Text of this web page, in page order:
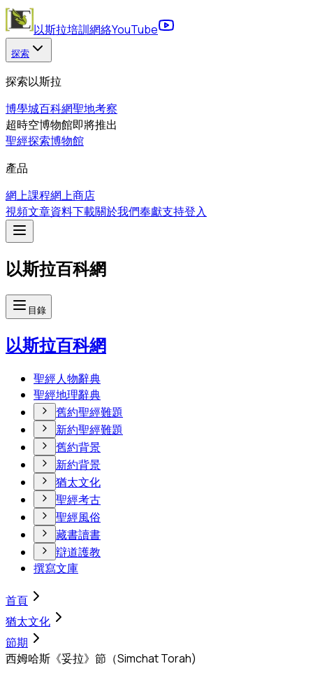
以斯拉培訓網絡YouTube
探索
探索以斯拉
博學城百科網聖地考察
超時空博物館即將推出
聖經探索博物館
產品
網上課程網上商店
視頻文章資料下載關於我們奉獻支持登入
以斯拉百科網
目錄
以斯拉百科網
聖經人物辭典
聖經地理辭典
舊約聖經難題
新約聖經難題
舊約背景
新約背景
猶太文化
聖經考古
聖經風俗
藏書讀書
辯道護教
撰寫文庫
首頁
猶太文化
節期
西姆哈斯《妥拉》節（Simchat Torah)